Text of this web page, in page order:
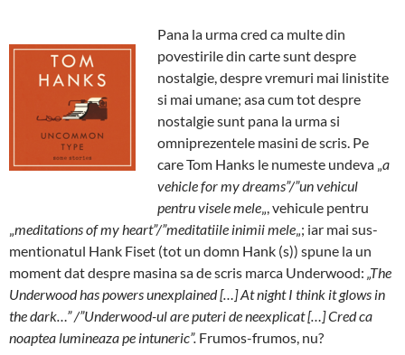
Pana la urma cred ca multe din
povestirile din carte sunt despre
nostalgie, despre vremuri mai linistite
si mai umane; asa cum tot despre
nostalgie sunt pana la urma si
omniprezentele masini de scris. Pe
care Tom Hanks le numeste undeva „ a
vehicle for my dreams”/”un vehicul
pentru visele mele „, vehicule pentru
meditations of my heart”/”meditatiile inimii mele „; iar mai sus-
mentionatul Hank Fiset (tot un domn Hank (s)) spune la un
moment dat despre masina sa de scris marca Underwood: „The
Underwood has powers unexplained […] At night I think it glows in
the dark…” /”Underwood-ul are puteri de neexplicat […] Cred ca
noaptea lumineaza pe intuneric”. Frumos-frumos, nu?